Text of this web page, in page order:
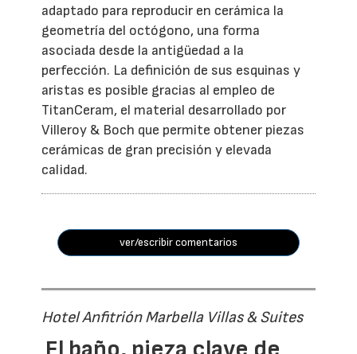
adaptado para reproducir en cerámica la
geometría del octógono, una forma
asociada desde la antigüedad a la
perfección. La definición de sus esquinas y
aristas es posible gracias al empleo de
TitanCeram, el material desarrollado por
Villeroy & Boch que permite obtener piezas
cerámicas de gran precisión y elevada
calidad.
ver/escribir comentarios
Hotel Anfitrión Marbella Villas & Suites